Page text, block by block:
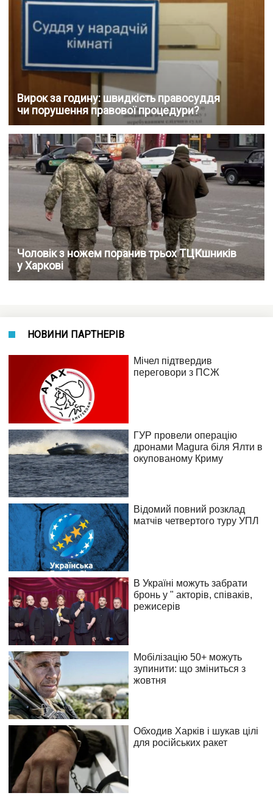
Вирок за годину: швидкість правосуддя
чи порушення правової процедури?
Чоловік з ножем поранив трьох ТЦКшників
у Харкові
НОВИНИ ПАРТНЕРІВ